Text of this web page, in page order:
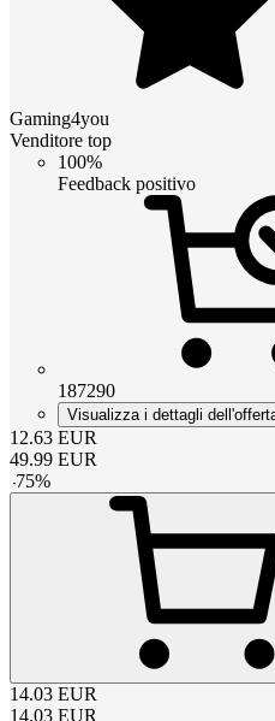
Gaming4you
Venditore top
100%
Feedback positivo
187290
Visualizza i dettagli
12.63 EUR
49.99 EUR
-75%
14.03 EUR
14.03 EUR